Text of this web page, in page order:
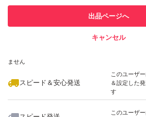
での取引実績
ません
スピード＆安心発送
このユーザ
＆設定した
す
このユーザ
出品ページへ
キャンセル